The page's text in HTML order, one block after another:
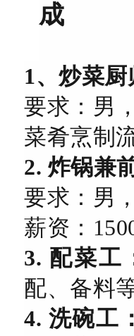
成
1、炒菜厨
要求：男
菜肴烹制
2. 炸锅兼
要求：男
薪资：
3. 配菜工
配、备料
4. 洗碗工